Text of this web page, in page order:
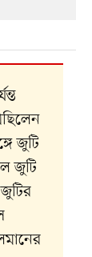
জুটি
জুটি